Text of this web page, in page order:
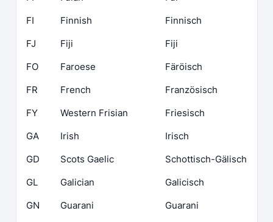
FI
Finnish
Finnisch
FJ
Fiji
Fiji
FO
Faroese
Färöisch
FR
French
Französisch
FY
Western Frisian
Friesisch
GA
Irish
Irisch
GD
Scots Gaelic
Schottisch-Gälisch
GL
Galician
Galicisch
GN
Guarani
Guarani